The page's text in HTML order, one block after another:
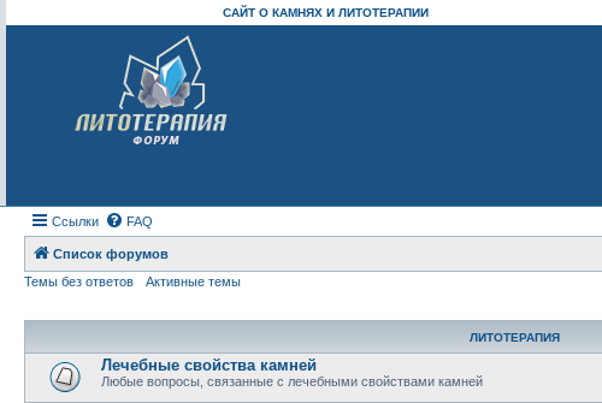
САЙТ О КАМНЯХ И ЛИТОТЕРАПИИ
Ссылки FAQ
Список форумов
Темы без ответов
Активные темы
ЛИТОТЕРАПИЯ
Лечебные свойства камней
Любые вопросы, связанные с лечебными свойствами камней